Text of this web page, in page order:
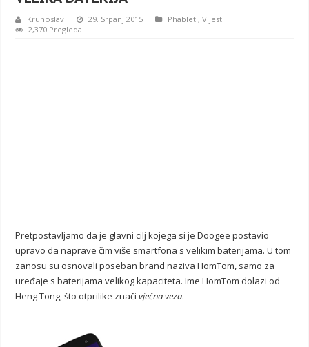
Krunoslav 29. Srpanj 2015 Phableti,Vijesti
2,370 Pregleda
Pretpostavljamo da je glavni cilj kojega si je Doogee postavio
upravo da naprave čim više smartfona s velikim baterijama. U tom
zanosu su osnovali poseban brand naziva HomTom, samo za
uređaje s baterijama velikog kapaciteta. Ime HomTom dolazi od
Heng Tong, što otprilike značivječna veza.